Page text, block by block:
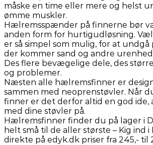
måske en time eller mere og helst
ømme muskler.
Hælremsspænder på finnerne bør
anden form for hurtigudløsning.
er så simpel som mulig, for at
der kommer sand og andre
Des flere bevægelige dele, des
og problemer.
Næsten alle hælremsfinner er
sammen med neoprenstøvler. Når
finner er det derfor altid en god ide,
med dine støvler på.
Hælremsfinner finder du på lager i
helt små til de aller største – Kig ind
direkte på edyk.dk priser fra 245,- til